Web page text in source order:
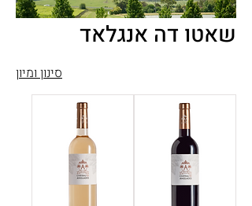
שאטו דה אנגלאד
סינון ומיון